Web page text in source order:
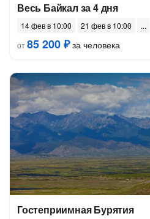
Весь Байкал за 4 дня
14 фев в 10:00
21 фев в 10:00
от85 200 ₽за человека
Гостеприимная Бурятия